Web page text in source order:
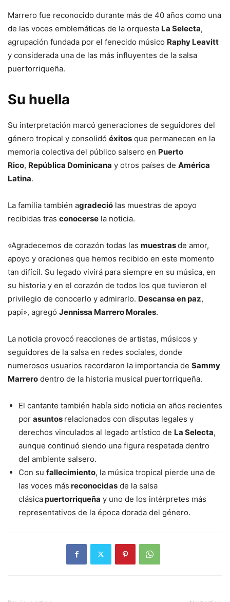
Marrero fue reconocido durante más de 40 años como una
de las voces emblemáticas de la orquesta La Selecta,
agrupación fundada por el fenecido músico Raphy Leavitt
y considerada una de las más influyentes de la salsa
puertorriqueña.
Su huella
Su interpretación marcó generaciones de seguidores del
género tropical y consolidó éxitos que permanecen en la
memoria colectiva del público salsero en Puerto
Rico, República Dominicana y otros países de América
Latina.
La familia también agradeció las muestras de apoyo
recibidas tras conocerse la noticia.
«Agradecemos de corazón todas las muestrasde amor,
apoyo y oraciones que hemos recibido en este momento
tan difícil. Su legado vivirá para siempre en su música, en
su historia y en el corazón de todos los que tuvieron el
privilegio de conocerlo y admirarlo. Descansa en paz,
papi», agregó Jennissa Marrero Morales.
La noticia provocó reacciones de artistas, músicos y
seguidores de la salsa en redes sociales, donde
numerosos usuarios recordaron la importancia de Sammy
Marrero dentro de la historia musical puertorriqueña.
El cantante también había sido noticia en años recientes
por asuntos relacionados con disputas legales y
derechos vinculados al legado artístico de La Selecta,
aunque continuó siendo una figura respetada dentro
del ambiente salsero.
Con su fallecimiento, la música tropical pierde una de
las voces más reconocidas de la salsa
clásicapuertorriqueña y uno de los intérpretes más
representativos de la época dorada del género.